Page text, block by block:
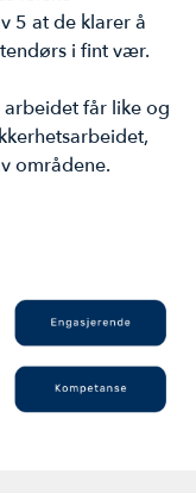
5 at de klarer å
i fint vær.
får like og
områdene.